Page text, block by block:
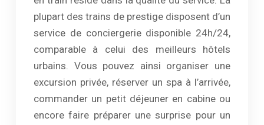
plupart des trains de prestige disposent d’un
service de conciergerie disponible 24h/24,
comparable à celui des meilleurs hôtels
urbains. Vous pouvez ainsi organiser une
excursion privée, réserver un spa à l’arrivée,
commander un petit déjeuner en cabine ou
encore faire préparer une surprise pour un